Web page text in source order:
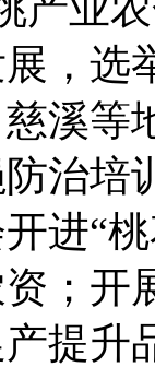
，选
溪等
治培
进“
；开
提升